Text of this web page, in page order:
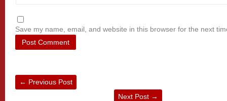
Save my name, email, and website in this browser for the next
← Previous Post
Next Post →